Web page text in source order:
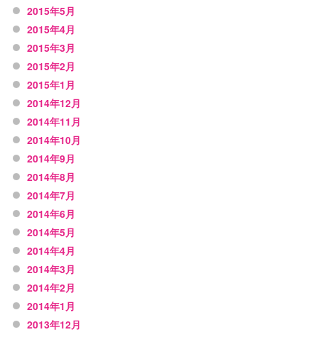
2015年5月
2015年4月
2015年3月
2015年2月
2015年1月
2014年12月
2014年11月
2014年10月
2014年9月
2014年8月
2014年7月
2014年6月
2014年5月
2014年4月
2014年3月
2014年2月
2014年1月
2013年12月